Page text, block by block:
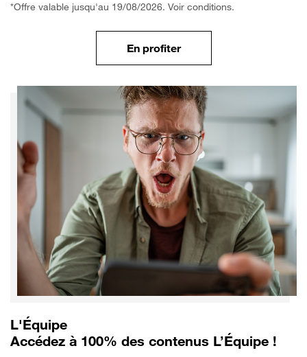
*Offre valable jusqu'au 19/08/2026. Voir conditions.
En profiter
L'Équipe
Accédez à 100% des contenus L’Équipe !